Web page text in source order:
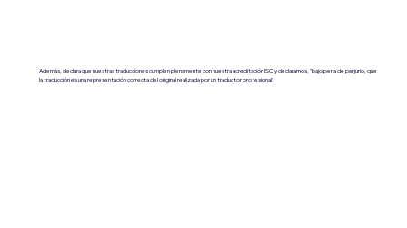
Además, declara que nuestras traducciones cumplen plenamente con nuestra acreditación ISO y declaramos, "bajo pena de perjurio, que
la traducción es una representación correcta del original realizada por un traductor profesional".